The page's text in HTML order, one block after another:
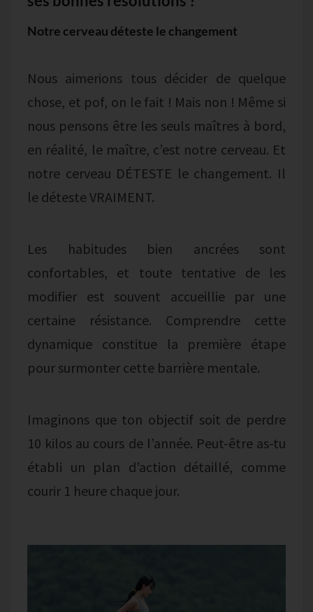
Notre cerveau déteste le changement
Nous aimerions tous décider de quelque
chose, et pof, on le fait ! Mais non ! Même si
nous pensons être les seuls maîtres à bord,
en réalité, le maître, c’est notre cerveau. Et
notre cerveau DÉTESTE le changement. Il
le déteste VRAIMENT.
Les habitudes bien ancrées sont
confortables, et toute tentative de les
modifier est souvent accueillie par une
certaine résistance. Comprendre cette
dynamique constitue la première étape
pour surmonter cette barrière mentale.
Imaginons que ton objectif soit de perdre
10 kilos au cours de l’année. Peut-être as-tu
établi un plan d’action détaillé, comme
courir 1 heure chaque jour.